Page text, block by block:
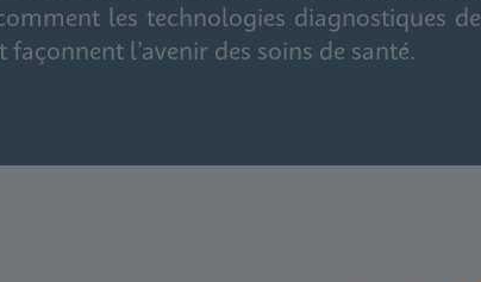
les technologies diagnostiques de
l’avenir des soins de santé.